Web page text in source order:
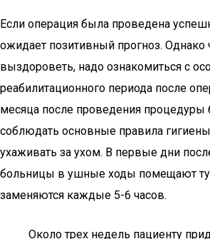
Если операция была проведена
ожидает позитивный прогноз. Однако
выздороветь, надо ознакомиться с
реабилитационного периода после
месяца после проведения процедуры
соблюдать основные правила
ухаживать за ухом. В первые дни
больницы в ушные ходы помещают
заменяются каждые 5-6 часов.
Около трех недель пациенту